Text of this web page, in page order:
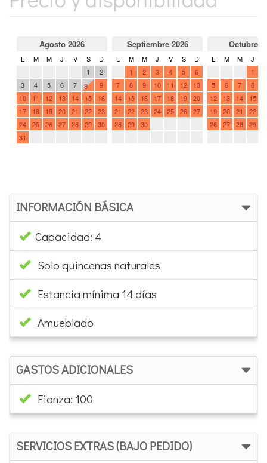
INFORMACIÓN BÁSICA
Capacidad: 4
Solo quincenas naturales
Estancia mínima 14 días
Amueblado
GASTOS ADICIONALES
Fianza: 100
SERVICIOS EXTRAS (BAJO PEDIDO)